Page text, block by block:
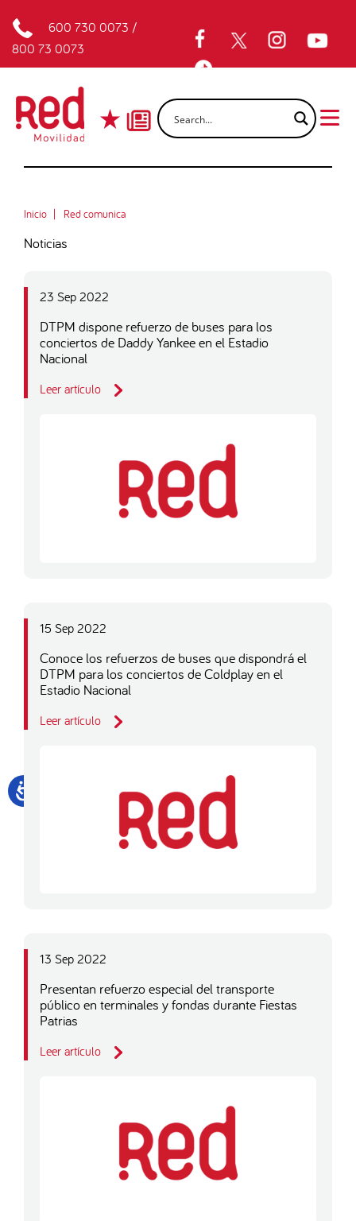
600 730 0073 /
800 73 0073
Inicio Red comunica
Noticias
23 Sep 2022
DTPM dispone refuerzo de buses para los
conciertos de Daddy Yankee en el Estadio
Nacional
Leer artículo
15 Sep 2022
Conoce los refuerzos de buses que dispondrá el
DTPM para los conciertos de Coldplay en el
Estadio Nacional
Leer artículo
13 Sep 2022
Presentan refuerzo especial del transporte
público en terminales y fondas durante Fiestas
Patrias
Leer artículo